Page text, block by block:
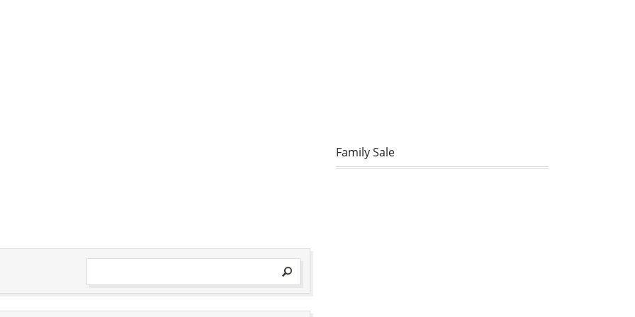
Family Sale